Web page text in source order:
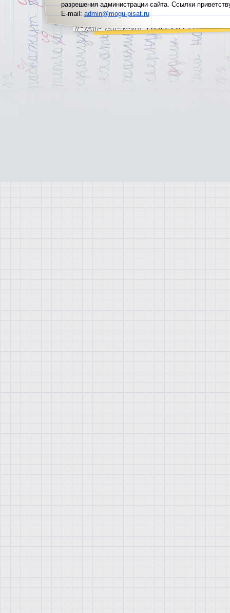
разрешения администрации сайта. Ссылки
E-mail:admin@mogu-pisat.ru